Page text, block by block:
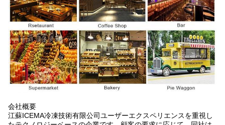
会社概要
江蘇ICEMA冷凍技術有限公司ユーザーエクスペリエンスを重視し